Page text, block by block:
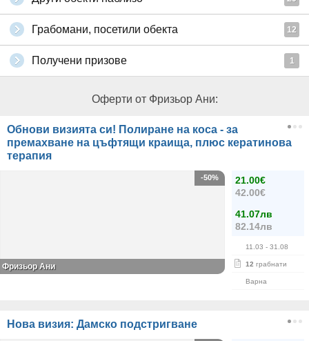
Грабомани, посетили обекта 12
Получени призове 1
Оферти от Фризьор Ани:
Обнови визията си! Полиране на коса - за
премахване на цъфтящи краища, плюс кератинова
терапия
21.00€
42.00€
41.07лв
82.14лв
11.03 - 31.08
12 грабнати
Варна
-50%
Фризьор Ани
Нова визия: Дамско подстригване